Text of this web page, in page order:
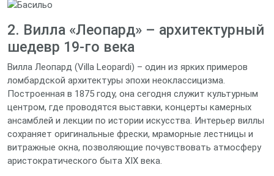
2. Вилла «Леопард» – архитектурный
шедевр 19‑го века
Вилла Леопард (Villa Leopardi) – один из ярких примеров
ломбардской архитектуры эпохи неоклассицизма.
Построенная в 1875 году, она сегодня служит культурным
центром, где проводятся выставки, концерты камерных
ансамблей и лекции по истории искусства. Интерьер виллы
сохраняет оригинальные фрески, мраморные лестницы и
витражные окна, позволяющие почувствовать атмосферу
аристократического быта XIX века.